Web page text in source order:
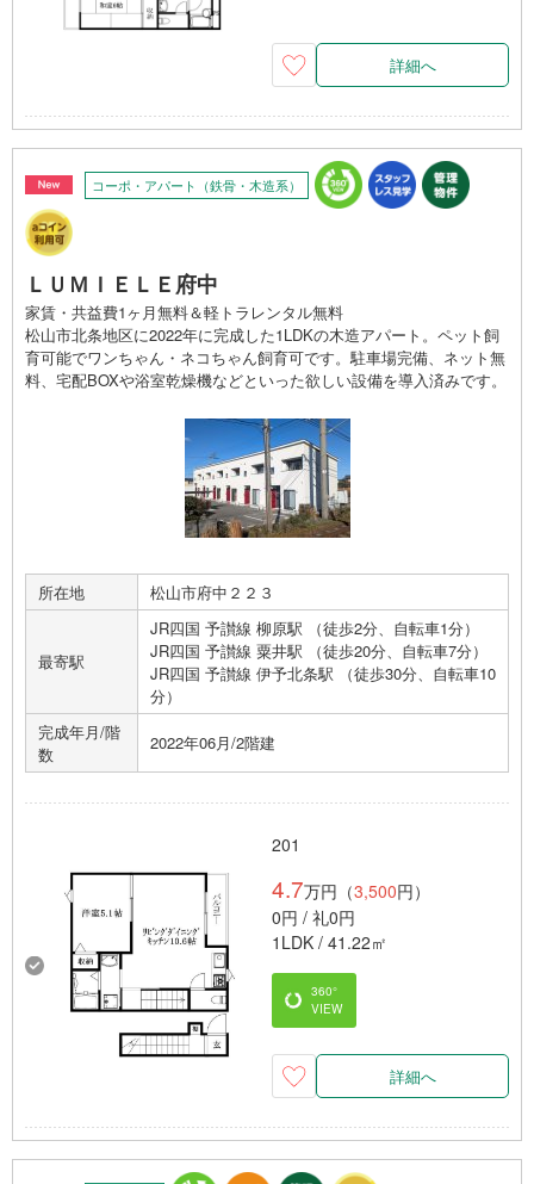
詳細へ
コーポ・アパート（鉄骨・木造系）
ＬＵＭＩＥＬＥ府中
家賃・共益費1ヶ月無料＆軽トラレンタル無料
松山市北条地区に2022年に完成した1LDKの木造アパート。ペット飼
育可能でワンちゃん・ネコちゃん飼育可です。駐車場完備、ネット無
料、宅配BOXや浴室乾燥機などといった欲しい設備を導入済みです。
所在地 松山市府中２２３
最寄駅
JR四国 予讃線 柳原駅 （徒歩2分、自転車1分）
JR四国 予讃線 粟井駅 （徒歩20分、自転車7分）
JR四国 予讃線 伊予北条駅 （徒歩30分、自転車10
分）
完成年月/階
数
2022年06月/2階建
201
4.7万円（3,500円）
0円 / 礼0円
1LDK / 41.22㎡
360°
VIEW
詳細へ